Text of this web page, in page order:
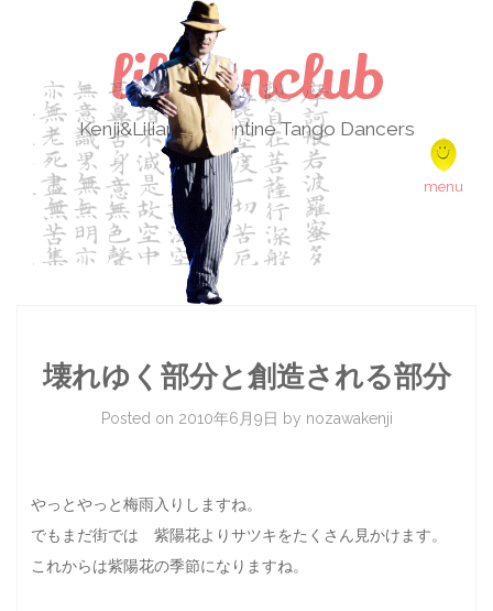
lilikenclub
Kenji&Liliana Argentine Tango Dancers
Skip to content
壊れゆく部分と創造される部分
Posted on 2010年6月9日 by nozawakenji
やっとやっと梅雨入りしますね。
でもまだ街では 紫陽花よりサツキをたくさん見かけます。
これからは紫陽花の季節になりますね。
menu